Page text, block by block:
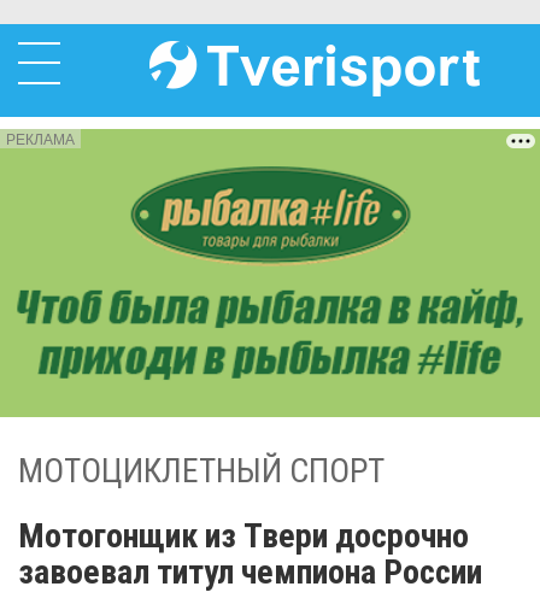
РЕКЛАМА
МОТОЦИКЛЕТНЫЙ СПОРТ
Мотогонщик из Твери досрочно
завоевал титул чемпиона России